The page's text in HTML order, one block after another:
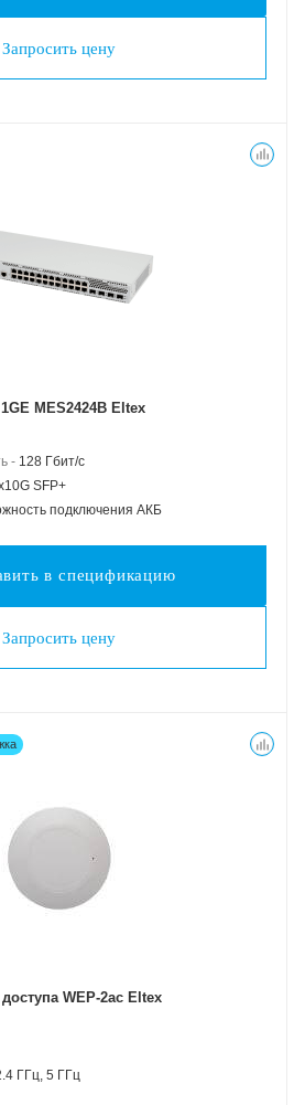
Запросить цену
MES2424B Eltex
- 128 Гбит/с
SFP+
подключения АКБ
в спецификацию
Запросить цену
WEP-2ac Eltex
ГГц, 5 ГГц